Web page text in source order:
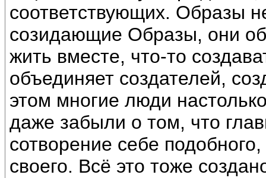
соответствующих. Образы
созидающие Образы, они
жить вместе, что-то
объединяет создателей,
этом многие люди
даже забыли о том, что
сотворение себе
своего. Всё это тоже